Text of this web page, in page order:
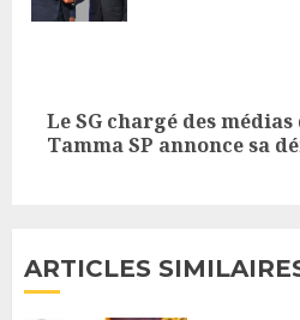
Next
post:
Le SG chargé des
Tamma SP annonce sa
ARTICLES